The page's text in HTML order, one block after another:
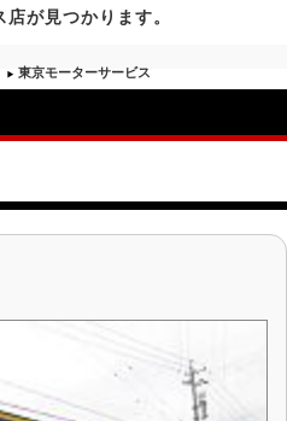
が見つかります。
東京モーターサービス